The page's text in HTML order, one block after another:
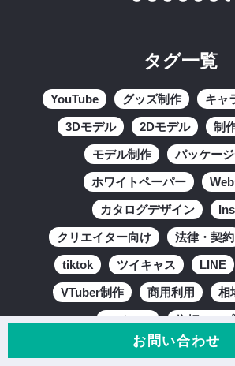
お問い合わせ
タグ一覧
YouTube グッズ制作 キャ
3Dモデル 2Dモデル 制
モデル制作 パッケー
ホワイトペーパー
カタログデザイン
クリエイター向け 法律・契約
tiktok ツイキャス LINE
VTuber制作 商用利用 相
アイコン 依頼テンプ
ランディングページ イ